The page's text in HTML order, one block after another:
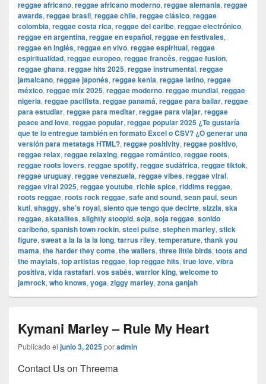
reggae africano, reggae africano moderno, reggae alemania, reggae
awards, reggae brasil, reggae chile, reggae clásico, reggae
colombia, reggae costa rica, reggae del caribe, reggae electrónico,
reggae en argentina, reggae en español, reggae en festivales,
reggae en inglés, reggae en vivo, reggae espiritual, reggae
espiritualidad, reggae europeo, reggae francés, reggae fusion,
reggae ghana, reggae hits 2025, reggae instrumental, reggae
jamaicano, reggae japonés, reggae kenia, reggae latino, reggae
méxico, reggae mix 2025, reggae moderno, reggae mundial, reggae
nigeria, reggae pacifista, reggae panamá, reggae para bailar, reggae
para estudiar, reggae para meditar, reggae para viajar, reggae
peace and love, reggae popular, reggae popular 2025 ¿Te gustaría
que te lo entregue también en formato Excel o CSV? ¿O generar una
versión para metatags HTML?, reggae positivity, reggae positivo,
reggae relax, reggae relaxing, reggae romántico, reggae roots,
reggae roots lovers, reggae spotify, reggae sudáfrica, reggae tiktok,
reggae uruguay, reggae venezuela, reggae vibes, reggae viral,
reggae viral 2025, reggae youtube, richie spice, riddims reggae,
roots reggae, roots rock reggae, safe and sound, sean paul, seun
kuti, shaggy, she’s royal, siento que tengo que decirte, sizzla, ska
reggae, skatalites, slightly stoopid, soja, soja reggae, sonido
caribeño, spanish town rockin, steel pulse, stephen marley, stick
figure, sweat a la la la la long, tarrus riley, temperature, thank you
mama, the harder they come, the wailers, three little birds, toots and
the maytals, top artistas reggae, top reggae hits, true love, vibra
positiva, vida rastafari, vos sabés, warrior king, welcome to
jamrock, who knows, yoga, ziggy marley, zona ganjah
Kymani Marley – Rule My Heart
Publicado el junio 3, 2025poradmin
Contact Us on Threema